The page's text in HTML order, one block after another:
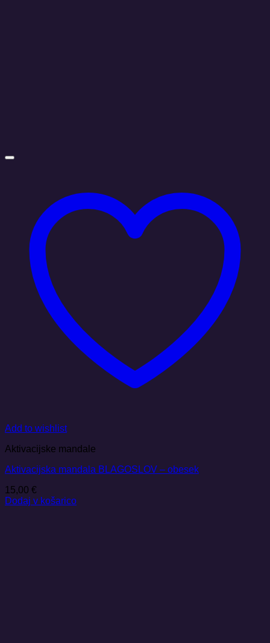
Add to wishlist
Aktivacijske mandale
Aktivacijska mandala BLAGOSLOV – obesek
15,00 €
Dodaj v košarico